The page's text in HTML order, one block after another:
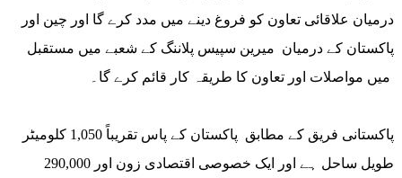
درمیان علاقائی تعاون کو فروغ دینے میں مدد کرے گا اور چین اور
پاکستان کے درمیان میرین سپیس پلاننگ کے شعبے میں مستقبل
پاکستانی فریق کے مطابق پاکستان کے پاس تقریباً 1,050 کلومیٹر
طویل ساحل ہے اور ایک خصوصی اقتصادی زون اور 290,000